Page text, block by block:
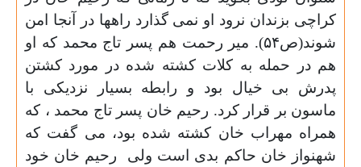
کراچی بزندان نرود او نمی گذارد راهها در آنجا امن
شوند(ص۵۴).
میر رحمت هم پسر تاج محمد که او
هم در حمله به کلات کشته شده در مورد کشتن
پدرش بی خیال بود و رابطه بسیار نزدیکی با
ماسون بر قرار کرد. رحیم خان پسر تاج محمد ، که
همراه مهراب خان کشته شده بود، می گفت که
شهنواز خان حاکم بدی است ولی رحیم خان خود